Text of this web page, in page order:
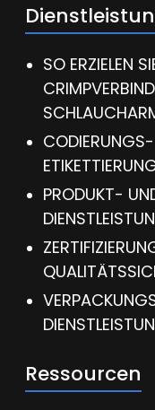
SO ERZIELEN
PRODUKT-
Ressourcen